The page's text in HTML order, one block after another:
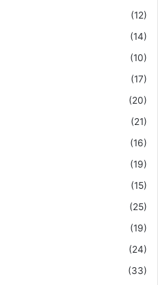
(12)
(14)
(10)
(17)
(20)
(21)
(16)
(19)
(15)
(25)
(19)
(24)
(33)